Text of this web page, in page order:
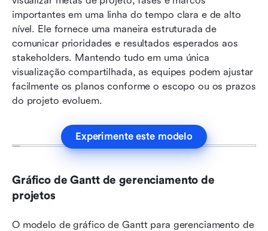
importantes em uma linha do tempo clara e de alto
nível. Ele fornece uma maneira estruturada de
comunicar prioridades e resultados esperados aos
stakeholders. Mantendo tudo em uma única
visualização compartilhada, as equipes podem ajustar
facilmente os planos conforme o escopo ou os prazos
do projeto evoluem.
Experimente este modelo
Gráfico de Gantt de gerenciamento de
projetos
O modelo de gráfico de Gantt para gerenciamento de